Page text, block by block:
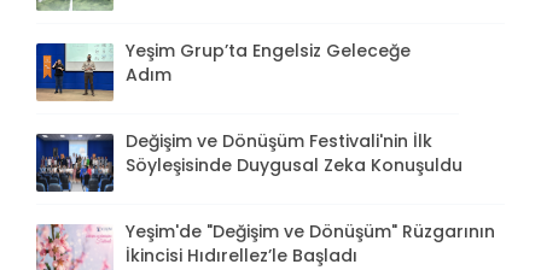
Yeşim Grup’ta Engelsiz Geleceğe
Adım
Değişim ve Dönüşüm Festivali'nin İlk
Söyleşisinde Duygusal Zeka Konuşuldu
Yeşim'de "Değişim ve Dönüşüm" Rüzgarının
İkincisi Hıdırellez’le Başladı